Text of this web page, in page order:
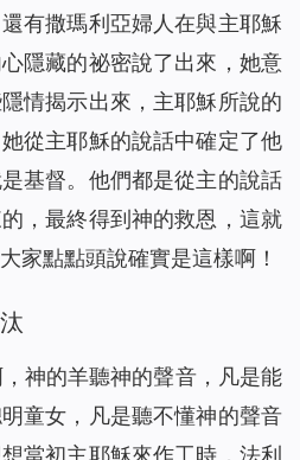
有撒瑪利亞婦人在與主耶穌
隱藏的祕密說了出來，她意
情揭示出來，主耶穌所說的
從主耶穌的說話中確定了他
基督。他們都是從主的說話
，最終得到神的救恩，這就
家點點頭說確實是這樣啊！
神的羊聽神的聲音，凡是能
童女，凡是聽不懂神的聲音
當初主耶穌來作工時，法利